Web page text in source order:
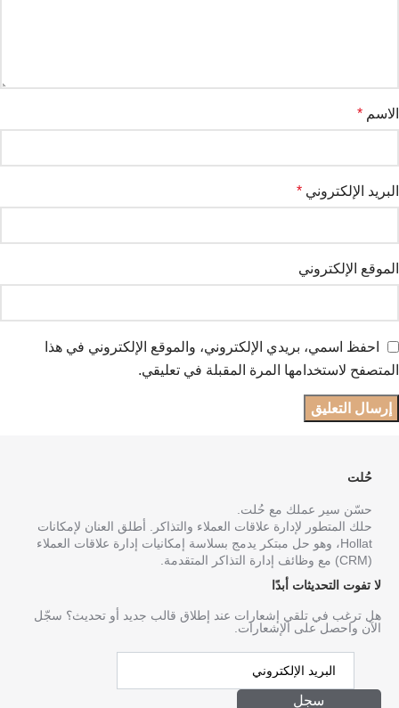
الاسم *
البريد الإلكتروني *
الموقع الإلكتروني
احفظ اسمي، بريدي الإلكتروني، والموقع الإلكتروني في هذا
المتصفح لاستخدامها المرة المقبلة في تعليقي.
حُلت
حسّن سير عملك مع حُلت.
حلك المتطور لإدارة علاقات العملاء والتذاكر. أطلق العنان لإمكانات
Hollat، وهو حل مبتكر يدمج بسلاسة إمكانيات إدارة علاقات العملاء
(CRM) مع وظائف إدارة التذاكر المتقدمة.
هل ترغب في تلقي إشعارات عند إطلاق قالب جديد أو تحديث؟ سجّل
الآن واحصل على الإشعارات.
لا تفوت التحديثات أبدًا
سجل